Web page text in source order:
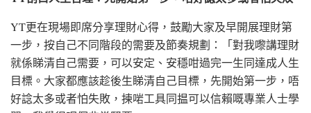
YT更在現場即席分享理財心得，鼓勵大家及早開展理財第
一步，按自己不同階段的需要及節奏規劃：「對我嚟講理財
就係睇清自己需要，可以安定、安穩咁過完一生同達成人生
目標。大家都應該趁後生睇清自己目標，先開始第一步，唔
好諗太多或者怕失敗，揀啱工具同揾可以信賴嘅專業人士學